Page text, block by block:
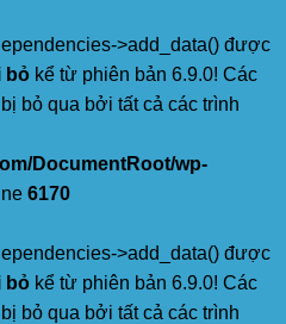
>add_data() được
bỏ kể từ phiên bản 6.9.0! Các
bỏ qua bởi tất cả các trình
DocumentRoot/wp-
6170
>add_data() được
bỏ kể từ phiên bản 6.9.0! Các
bỏ qua bởi tất cả các trình